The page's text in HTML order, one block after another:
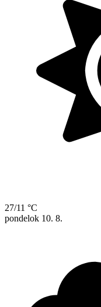
27/11 °C
pondelok 10. 8.